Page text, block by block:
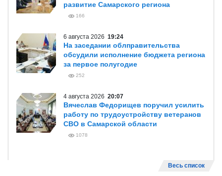
развитие Самарского региона
166
6 августа 2026 19:24
На заседании облправительства
обсудили исполнение бюджета региона
за первое полугодие
252
4 августа 2026 20:07
Вячеслав Федорищев поручил усилить
работу по трудоустройству ветеранов
СВО в Самарской области
1078
Весь список